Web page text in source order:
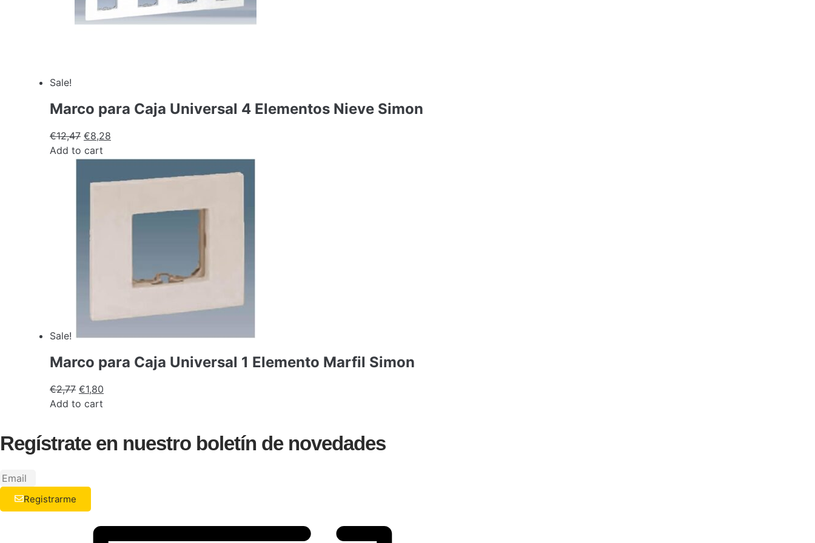
Sale!
Marco para Caja Universal 4 Elementos Nieve Simon
€12,47 €8,28
Add to cart
Sale!
Marco para Caja Universal 1 Elemento Marfil Simon
€2,77 €1,80
Add to cart
Regístrate en nuestro boletín de novedades
Registrarme